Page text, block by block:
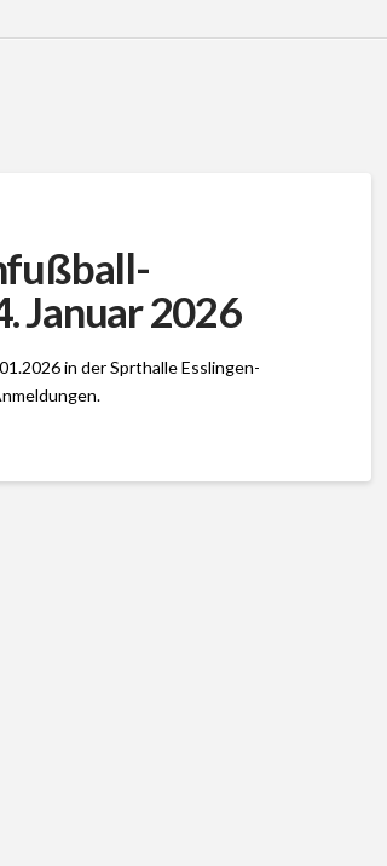
Januar 2026
in der Sprthalle Esslingen-